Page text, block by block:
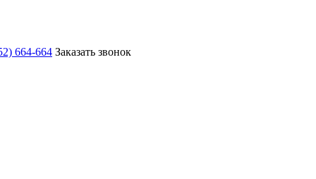
664-664 Заказать звонок